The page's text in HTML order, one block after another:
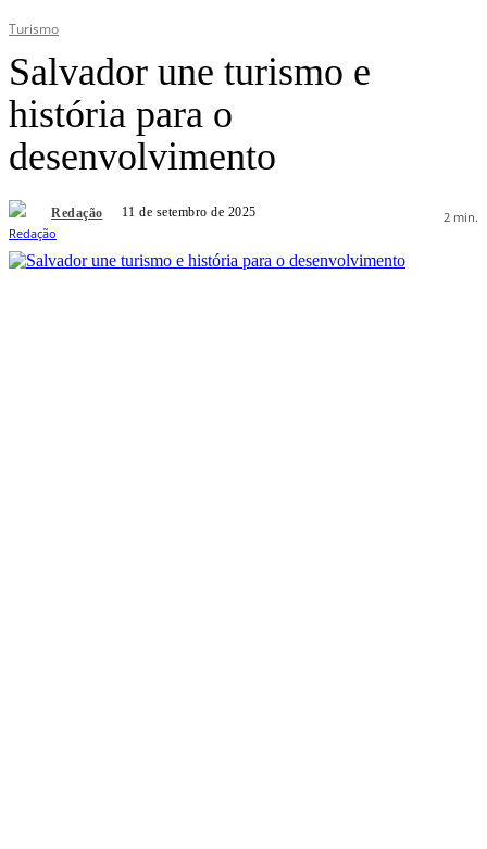
Turismo
Salvador une turismo e
história para o
desenvolvimento
Redação 11 de setembro de 2025 2 min.